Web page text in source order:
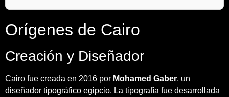
Orígenes de Cairo
Creación y Diseñador
Cairo fue creada en 2016 por Mohamed Gaber, un
diseñador tipográfico egipcio. La tipografía fue desarrollada